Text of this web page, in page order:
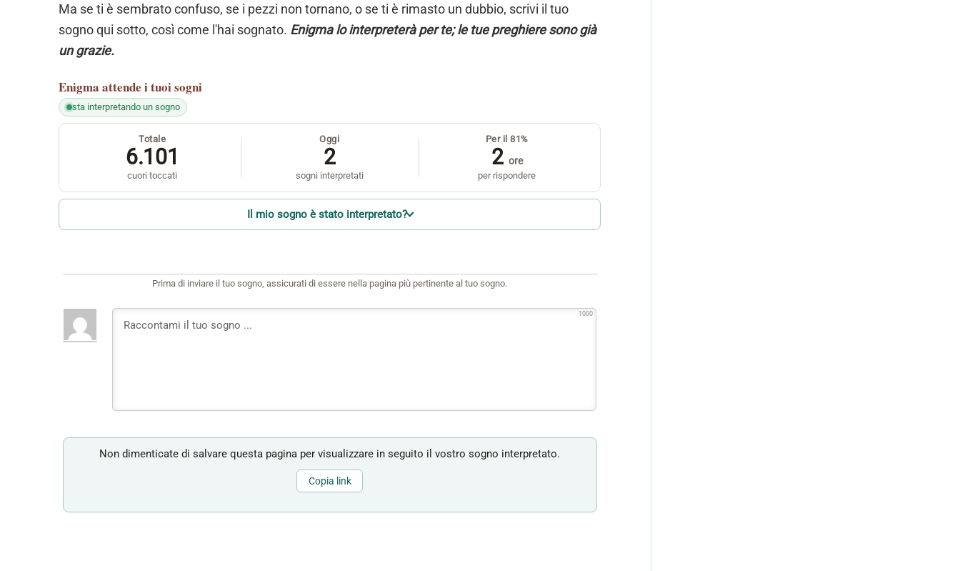
Ma se ti è sembrato confuso, se i pezzi non tornano, o se ti è rimasto un dubbio, scrivi il tuo
sogno qui sotto, così come l'hai sognato. Enigma lo interpreterà per te; le tue preghiere sono già
un grazie.
Enigma attende i tuoi sogni
sta interpretando un sogno
Totale
6.101
cuori toccati
Oggi
2
sogni interpretati
Per il 81%
2 ore
per rispondere
Il mio sogno è stato interpretato?
Prima di inviare il tuo sogno, assicurati di essere nella pagina più pertinente al tuo sogno.
1000
Non dimenticate di salvare questa pagina per visualizzare in seguito il vostro sogno interpretato.
Copia link